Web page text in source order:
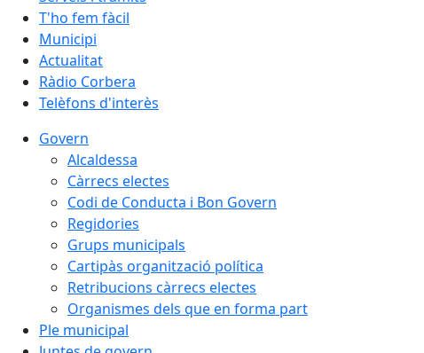
T'ho fem fàcil
Municipi
Actualitat
Ràdio Corbera
Telèfons d'interès
Govern
Alcaldessa
Càrrecs electes
Codi de Conducta i Bon Govern
Regidories
Grups municipals
Cartipàs organització política
Retribucions càrrecs electes
Organismes dels que en forma part
Ple municipal